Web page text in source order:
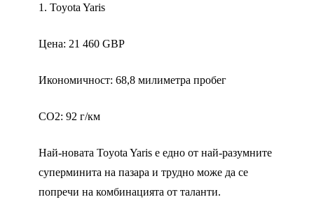
1. Toyota Yaris
Цена: 21 460 GBP
Икономичност: 68,8 милиметра пробег
CO2: 92 г/км
Най-новата Toyota Yaris е едно от най-разумните
суперминита на пазара и трудно може да се
попречи на комбинацията от таланти.